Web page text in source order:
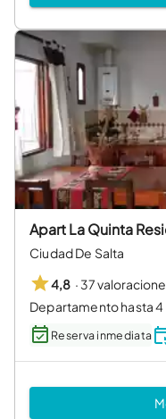
Apart La Quinta
Ciudad De Salta
4,8 · 37
Departamento hasta
Reserva inmediata